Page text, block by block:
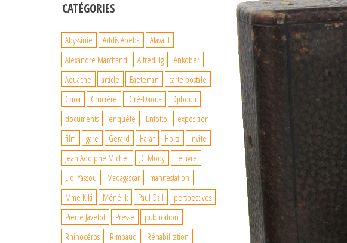
CATÉGORIES
Abyssinie Addis Abeba
Alavaill
Alexandre Marchand
Alfred Ilg
Ankober
Aouache
article Baeteman
carte postale
Choa
Crucière Diré-Daoua
Djibouti
documents
enquête Entotto
exposition
film
gare Gérard Harar Holtz
Invité
Jean Adolphe Michel
JG Mody
Le livre
Lidj Yassou
Madagascar
manifestation
Mme Kiki
Ménélik Paul Ozil
perspectives
Pierre Javelot
Presse
publication
Rhinocéros
Rimbaud
Réhabilitation